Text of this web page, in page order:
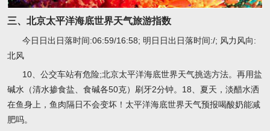
三、北京太平洋海底世界天气旅游指数
今日日出日落时间:06:59/16:58; 明日日出日落时间:/; 风力风向:
北风
10、公交车站有危险;北京太平洋海底世界天气挑选方法。再用盐
碱水（清水掺食盐、食碱各50克）刷牙2分钟。18、夏天，淡醋水洒
在鱼身上，鱼肉隔日不会变坏！太平洋海底世界天气预报喝酸奶能减
肥吗。